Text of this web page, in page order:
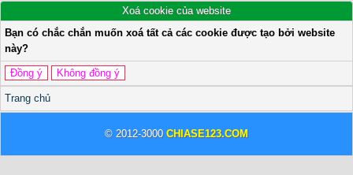
Xoá cookie của website
Bạn có chắc chắn muốn xoá tất cả các cookie được tạo bởi website
này?
Trang chủ
© 2012-3000 CHIASE123.COM